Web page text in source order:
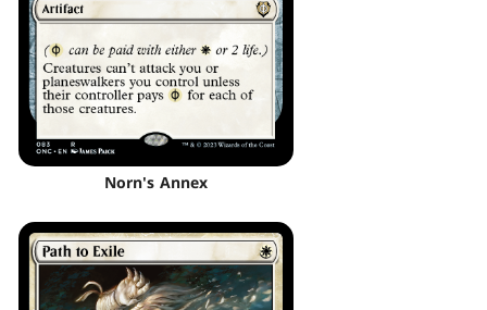
Norn's Annex